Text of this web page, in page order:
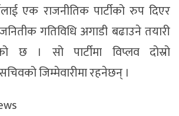
एक राजनीतिक पार्टीको रुप दिएर
गतिविधि अगाडी बढाउने तयारी
छ । सो पार्टीमा विप्लव दोस्रो
जिम्मेवारीमा रहनेछन् ।